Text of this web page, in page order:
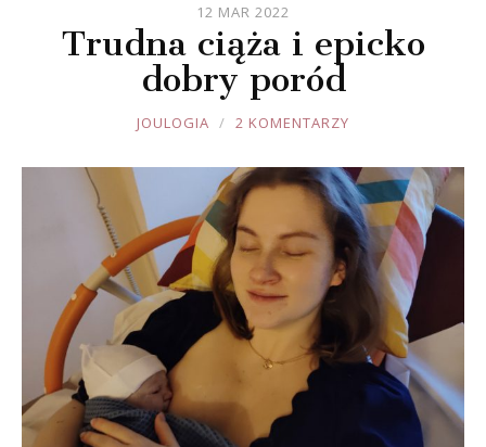
12 MAR 2022
Trudna ciąża i epicko
dobry poród
JOULE
JOULOGIA 2 KOMENTARZY